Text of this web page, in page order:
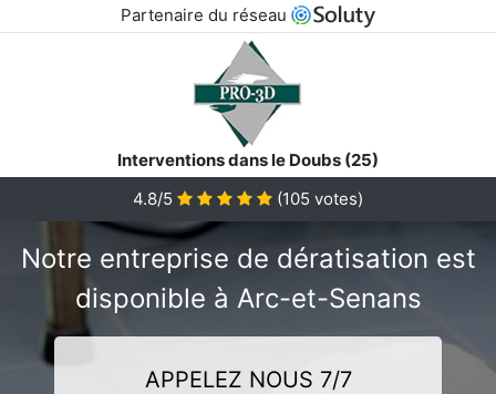
Partenaire du réseau
Interventions dans le Doubs (25)
4.8/5
(105 votes)
Notre entreprise de dératisation est
disponible à Arc-et-Senans
APPELEZ NOUS 7/7